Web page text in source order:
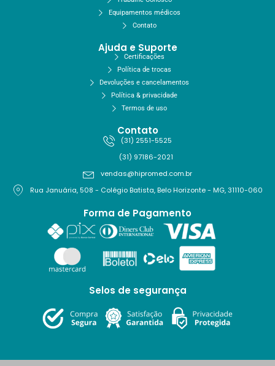
Equipamentos médicos
Contato
Ajuda e Suporte
Certificações
Política de trocas
Devoluções e cancelamentos
Política & privacidade
Termos de uso
Contato
(31) 2551-5525
(31) 97186-2021
vendas@hipromed.com.br
Rua Januária, 508 - Colégio Batista, Belo Horizonte - MG, 31110-060
Forma de Pagamento
Selos de segurança